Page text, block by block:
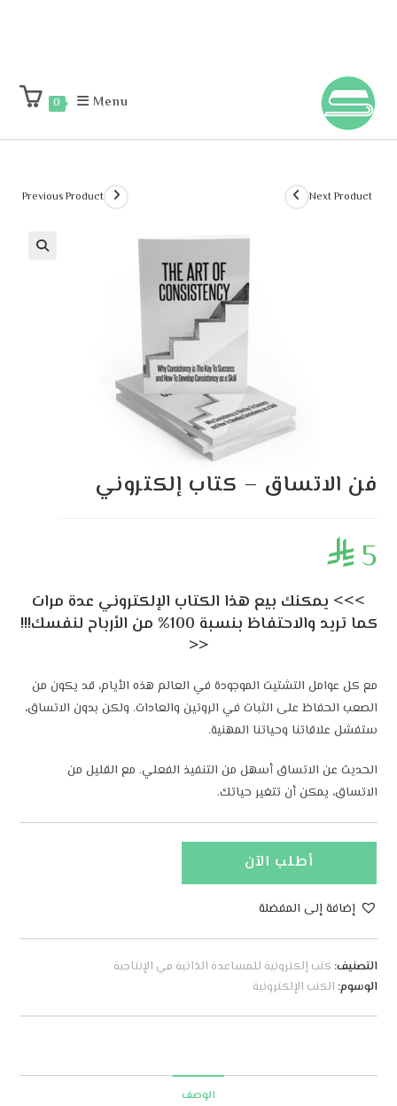
0 Menu
Previous Product Next Product
فن الاتساق – كتاب إلكتروني
5
>>> يمكنك بيع هذا الكتاب الإلكتروني عدة مرات
كما تريد والاحتفاظ بنسبة 100% من الأرباح لنفسك!!!
<<
مع كل عوامل التشتيت الموجودة في العالم هذه الأيام، قد يكون من
الصعب الحفاظ على الثبات في الروتين والعادات. ولكن بدون الاتساق،
ستفشل علاقاتنا وحياتنا المهنية.
الحديث عن الاتساق أسهل من التنفيذ الفعلي. مع القليل من
الاتساق، يمكن أن تتغير حياتك.
أطلب الآن
إضافة إلى المفضلة
t
r
التصنيف: كتب إلكترونية للمساعدة الذاتية في الإنتاجية
الوسوم: الكتب الإلكترونية
الوصف